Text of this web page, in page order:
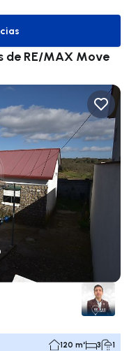
denuncias
de RE/MAX Move
120 m² 3 1